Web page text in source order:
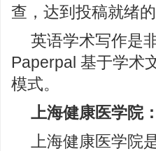
查，达到投稿就绪的
英语学术写作是
Paperpal 基于学术
模式。
上海健康医学院
上海健康医学院